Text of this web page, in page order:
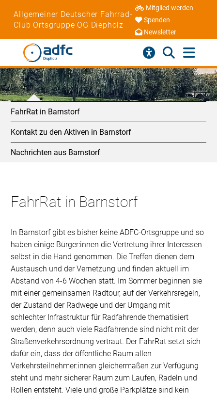
Allgemeiner Deutscher Fahrrad-
Club Ortsgruppe OG Diepholz
Mitglied werden
Spenden
Newsletter
FahrRat in Barnstorf
Kontakt zu den Aktiven in Barnstorf
Nachrichten aus Barnstorf
FahrRat in Barnstorf
In Barnstorf gibt es bisher keine ADFC-Ortsgruppe und so
haben einige Bürger:innen die Vertretung ihrer Interessen
selbst in die Hand genommen. Die Treffen dienen dem
Austausch und der Vernetzung und finden aktuell im
Abstand von 4-6 Wochen statt. Im Sommer beginnen sie
mit einer gemeinsamen Radtour, auf der Verkehrsregeln,
der Zustand der Radwege und der Umgang mit
schlechter Infrastruktur für Radfahrende thematisiert
werden, denn auch viele Radfahrende sind nicht mit der
Straßenverkehrsordnung vertraut. Der FahrRat setzt sich
dafür ein, dass der öffentliche Raum allen
Verkehrsteilnehmer:innen gleichermaßen zur Verfügung
steht und mehr sicherer Raum zum Laufen, Radeln und
Rollen entsteht. Viele und große Parkplätze sind kein